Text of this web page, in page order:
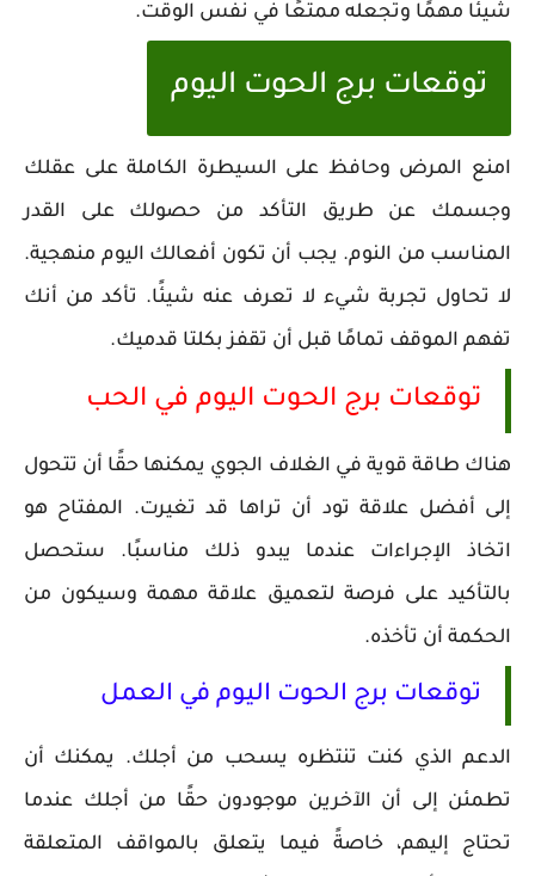
شيئًا مهمًا وتجعله ممتعًا في نفس الوقت.
توقعات برج الحوت اليوم
امنع المرض وحافظ على السيطرة الكاملة على عقلك
وجسمك عن طريق التأكد من حصولك على القدر
المناسب من النوم. يجب أن تكون أفعالك اليوم منهجية.
لا تحاول تجربة شيء لا تعرف عنه شيئًا. تأكد من أنك
تفهم الموقف تمامًا قبل أن تقفز بكلتا قدميك.
توقعات برج الحوت اليوم في الحب
هناك طاقة قوية في الغلاف الجوي يمكنها حقًا أن تتحول
إلى أفضل علاقة تود أن تراها قد تغيرت. المفتاح هو
اتخاذ الإجراءات عندما يبدو ذلك مناسبًا. ستحصل
بالتأكيد على فرصة لتعميق علاقة مهمة وسيكون من
الحكمة أن تأخذه.
توقعات برج الحوت اليوم في العمل
الدعم الذي كنت تنتظره يسحب من أجلك. يمكنك أن
تطمئن إلى أن الآخرين موجودون حقًا من أجلك عندما
تحتاج إليهم، خاصةً فيما يتعلق بالمواقف المتعلقة